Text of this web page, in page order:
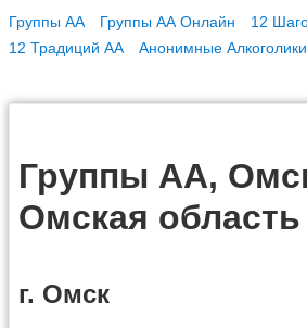
Группы АА Группы АА Онлайн
12
12 Традиций АА
Анонимные Алкоголики
Группы АА,
Омская область
г. Омск